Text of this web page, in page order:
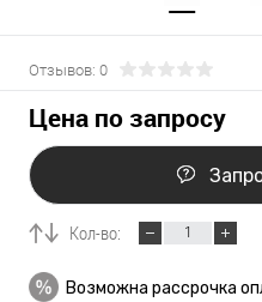
Отзывов: 0
Цена по запросу
Кол-во:
Возможна рассрочка